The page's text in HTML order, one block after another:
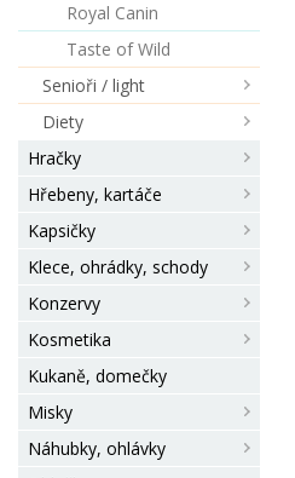
Royal Canin
Taste of Wild
Senioři / light
Diety
Hračky
Hřebeny, kartáče
Kapsičky
Klece, ohrádky, schody
Konzervy
Kosmetika
Kukaně, domečky
Misky
Náhubky, ohlávky